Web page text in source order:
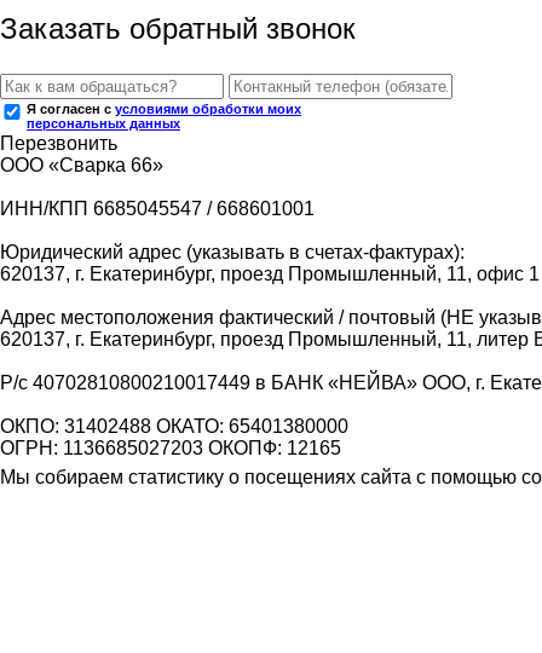
Заказать обратный звонок
Я согласен с условиями обработки моих
персональных данных
Перезвонить
ООО «Сварка 66»
ИНН/КПП 6685045547 / 668601001
Юридический адрес (указывать в счетах-фактурах):
620137, г. Екатеринбург, проезд Промышленный, 11, офис 1
Адрес местоположения фактический / почтовый (НЕ
620137, г. Екатеринбург, проезд Промышленный, 11, литер
Р/с 40702810800210017449 в БАНК «НЕЙВА» ООО, г.
ОКПО: 31402488 ОКАТО: 65401380000
ОГРН: 1136685027203 ОКОПФ: 12165
Мы собираем статистику о посещениях сайта с помощью